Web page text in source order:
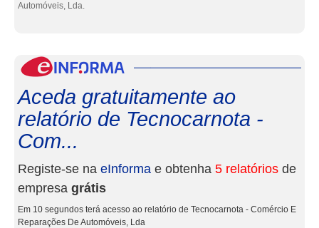
Automóveis, Lda.
Aceda gratuitamente ao
relatório de Tecnocarnota -
Com...
Registe-se na eInforma e obtenha 5 relatórios de
empresa grátis
Em 10 segundos terá acesso ao relatório de Tecnocarnota - Comércio E
Reparações De Automóveis, Lda